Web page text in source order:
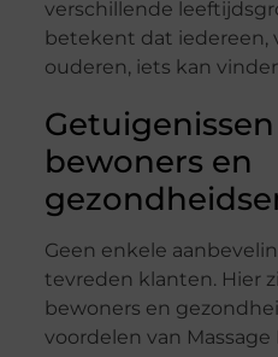
verschillende
betekent dat iedereen,
ouderen, iets kan
bewoners en
Geen enkele
tevreden klanten. Hier
bewoners en
voordelen van